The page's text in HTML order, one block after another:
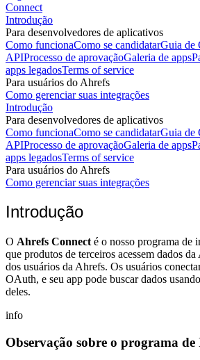
Connect
Introdução
Para desenvolvedores de aplicativos
Como funcionaComo se candidatarGuia de
APIProcesso de aprovaçãoGaleria de apps
apps legadosTerms of service
Para usuários do Ahrefs
Como gerenciar suas integrações
Introdução
Para desenvolvedores de aplicativos
Como funcionaComo se candidatarGuia de
APIProcesso de aprovaçãoGaleria de apps
apps legadosTerms of service
Para usuários do Ahrefs
Como gerenciar suas integrações
Introdução
O Ahrefs Connect é o nosso programa de
que produtos de terceiros acessem dados
dos usuários da Ahrefs. Os usuários
OAuth, e seu app pode buscar dados
deles.
info
Observação sobre o programa de